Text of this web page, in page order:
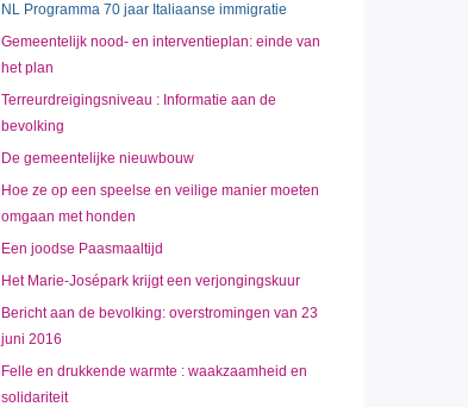
NL Programma 70 jaar Italiaanse immigratie
Gemeentelijk nood- en interventieplan: einde van
het plan
Terreurdreigingsniveau : Informatie aan de
bevolking
De gemeentelijke nieuwbouw
Hoe ze op een speelse en veilige manier moeten
omgaan met honden
Een joodse Paasmaaltijd
Het Marie-Josépark krijgt een verjongingskuur
Bericht aan de bevolking: overstromingen van 23
juni 2016
Felle en drukkende warmte : waakzaamheid en
solidariteit